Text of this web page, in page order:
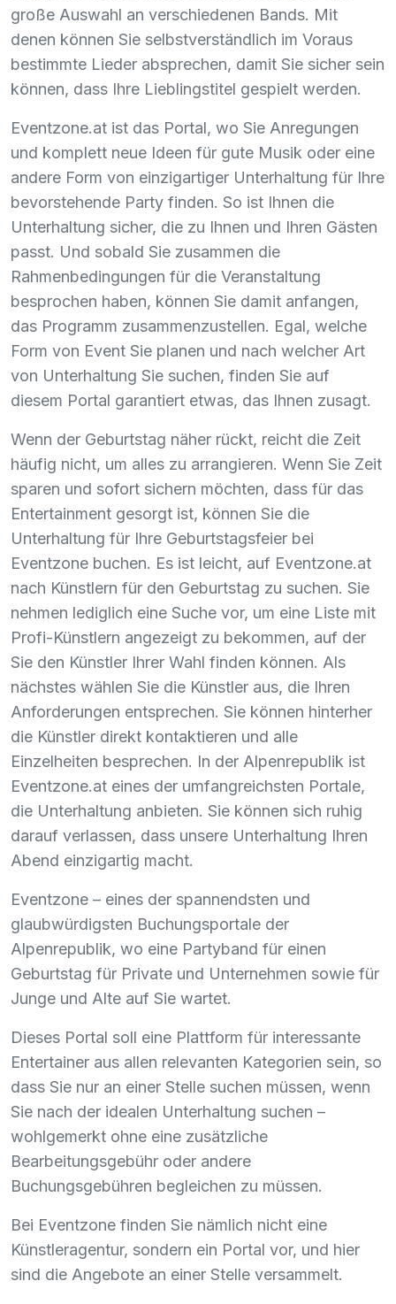
große Auswahl an verschiedenen Bands. Mit
denen können Sie selbstverständlich im Voraus
bestimmte Lieder absprechen, damit Sie sicher sein
können, dass Ihre Lieblingstitel gespielt werden.
Eventzone.at ist das Portal, wo Sie Anregungen
und komplett neue Ideen für gute Musik oder eine
andere Form von einzigartiger Unterhaltung für Ihre
bevorstehende Party finden. So ist Ihnen die
Unterhaltung sicher, die zu Ihnen und Ihren Gästen
passt. Und sobald Sie zusammen die
Rahmenbedingungen für die Veranstaltung
besprochen haben, können Sie damit anfangen,
das Programm zusammenzustellen. Egal, welche
Form von Event Sie planen und nach welcher Art
von Unterhaltung Sie suchen, finden Sie auf
diesem Portal garantiert etwas, das Ihnen zusagt.
Wenn der Geburtstag näher rückt, reicht die Zeit
häufig nicht, um alles zu arrangieren. Wenn Sie Zeit
sparen und sofort sichern möchten, dass für das
Entertainment gesorgt ist, können Sie die
Unterhaltung für Ihre Geburtstagsfeier bei
Eventzone buchen. Es ist leicht, auf Eventzone.at
nach Künstlern für den Geburtstag zu suchen. Sie
nehmen lediglich eine Suche vor, um eine Liste mit
Profi-Künstlern angezeigt zu bekommen, auf der
Sie den Künstler Ihrer Wahl finden können. Als
nächstes wählen Sie die Künstler aus, die Ihren
Anforderungen entsprechen. Sie können hinterher
die Künstler direkt kontaktieren und alle
Einzelheiten besprechen. In der Alpenrepublik ist
Eventzone.at eines der umfangreichsten Portale,
die Unterhaltung anbieten. Sie können sich ruhig
darauf verlassen, dass unsere Unterhaltung Ihren
Abend einzigartig macht.
Eventzone – eines der spannendsten und
glaubwürdigsten Buchungsportale der
Alpenrepublik, wo eine Partyband für einen
Geburtstag für Private und Unternehmen sowie für
Junge und Alte auf Sie wartet.
Dieses Portal soll eine Plattform für interessante
Entertainer aus allen relevanten Kategorien sein, so
dass Sie nur an einer Stelle suchen müssen, wenn
Sie nach der idealen Unterhaltung suchen –
wohlgemerkt ohne eine zusätzliche
Bearbeitungsgebühr oder andere
Buchungsgebühren begleichen zu müssen.
Bei Eventzone finden Sie nämlich nicht eine
Künstleragentur, sondern ein Portal vor, und hier
sind die Angebote an einer Stelle versammelt.